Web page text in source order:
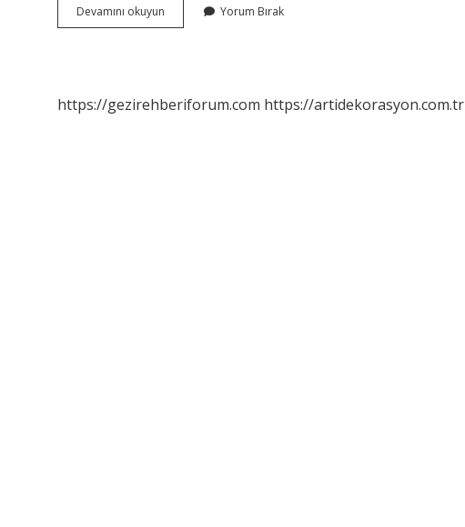
Devamını okuyun
Numara
Yorum Bırak
https://gezirehberiforum.com https://artidekorasyon.com.tr